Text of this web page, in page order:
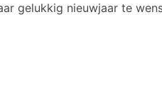
gelukkig nieuwjaar te